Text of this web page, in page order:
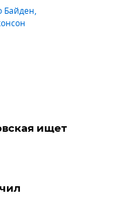
Байден,
ищет